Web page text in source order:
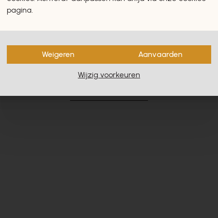
zullen u zeker en vast
pagina.
Weigeren Aanvaarden
Wijzig voorkeuren